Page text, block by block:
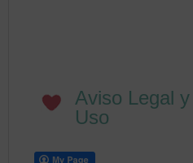
Aviso Legal
Uso